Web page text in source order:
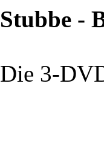
Stubbe -
Die 3-